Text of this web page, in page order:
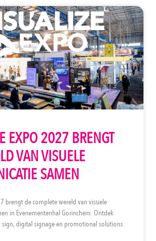
EXPO 2027 BRENGT
VAN VISUELE
SAMEN
brengt de complete wereld van visuele
in Evenementenhal Gorinchem. Ontdek
digital signage en promotional solutions